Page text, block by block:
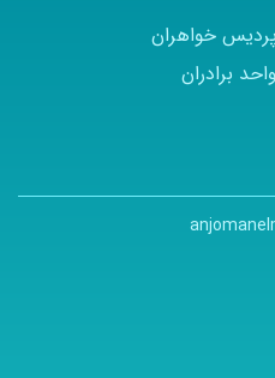
خواهران
برادران